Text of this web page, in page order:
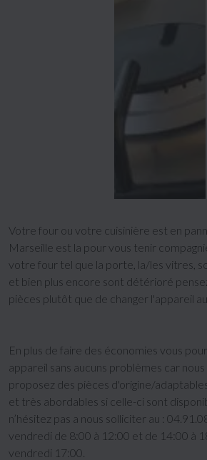
Votre four ou votre cuisinière est en
Marseille est la pour vous tenir
votre four tel que la porte, la/les vitres,
et bien plus encore sont détérioré
pièces plutôt que de changer
En plus de faire des économies vous
appareil sans aucuns problèmes car
proposez des pièces d'origine/
et très abordables si celle-ci sont
n’hésitez pas a nous solliciter au :
vendredi de 8:00 à 12:00 et de 14:00 à
vendredi 17:00.